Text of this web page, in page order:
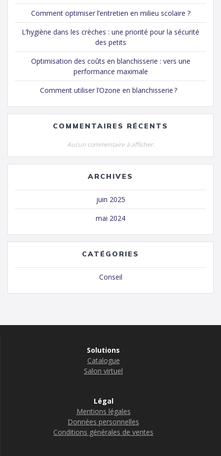
Comment optimiser l’entretien en milieu scolaire ?
L’hygiène dans les crèches : une priorité pour la sécurité
des petits
Optimisation des coûts en blanchisserie : vers une
performance maximale
Comment utiliser l’Ozone en blanchisserie ?
COMMENTAIRES RÉCENTS
Aucun commentaire à afficher.
ARCHIVES
juin 2025
mai 2024
CATÉGORIES
Conseil
Solutions
Catalogue
Salon virtuel
Légal
Mentions légales
Données personnelles
Conditions générales de ventes